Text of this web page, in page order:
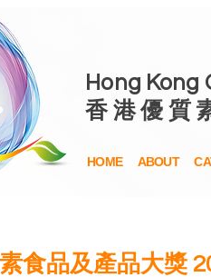
Hong Kong
香 港 優 質
HOME ABOUT
食品及產品大獎